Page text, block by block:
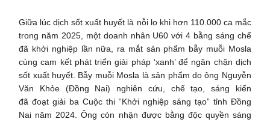
Giữa lúc dịch sốt xuất huyết là nỗi lo khi hơn 110.000 ca mắc
trong năm 2025, một doanh nhân U60 với 4 bằng sáng chế
đã khởi nghiệp lần nữa, ra mắt sản phẩm bẫy muỗi Mosla
cùng cam kết phát triển giải pháp ‘xanh’ để ngăn chặn dịch
sốt xuất huyết. Bẫy muỗi Mosla là sản phẩm do ông Nguyễn
Văn Khỏe (Đồng Nai) nghiên cứu, chế tạo, sáng kiến
đã đoạt giải ba Cuộc thi “Khởi nghiệp sáng tạo” tỉnh Đồng
Nai năm 2024. Ông còn nhận được bằng độc quyền sáng